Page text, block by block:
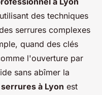
des techniques
serrures complexes
quand des clés
l'ouverture par
sans abîmer la
à Lyon est